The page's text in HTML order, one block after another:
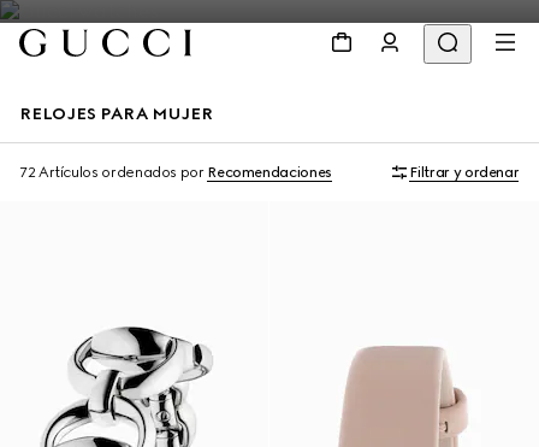
RELOJES PARA MUJER
72 Artículos ordenados por Recomendaciones Filtrar y ordenar